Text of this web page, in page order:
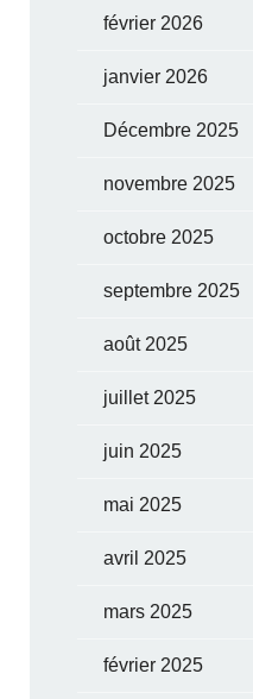
février 2026
janvier 2026
Décembre 2025
novembre 2025
octobre 2025
septembre 2025
août 2025
juillet 2025
juin 2025
mai 2025
avril 2025
mars 2025
février 2025